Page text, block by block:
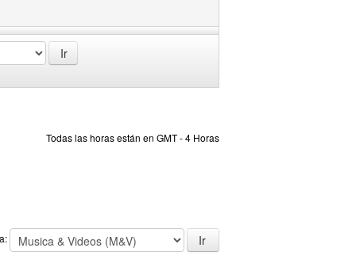
Todas las horas están en GMT - 4 Horas